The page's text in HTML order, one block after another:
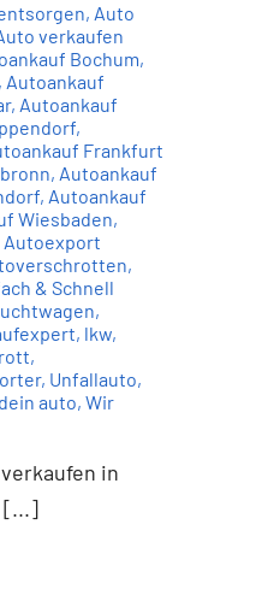
, Auto
verkaufen
Bochum,
, Autoankauf
, Autoankauf
,
Frankfurt
, Autoankauf
, Autoankauf
Wiesbaden,
Autoexport
,
& Schnell
,
, lkw,
,
, Unfallauto,
auto, Wir
in
[...]